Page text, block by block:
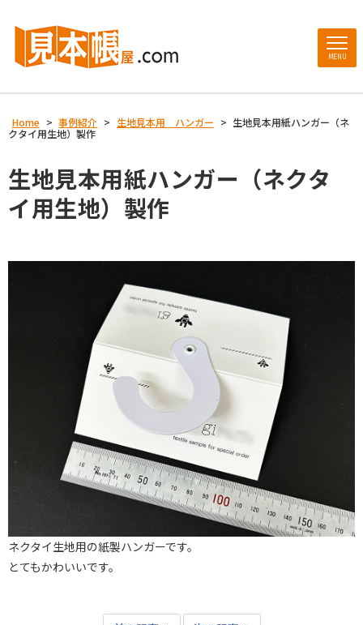
MENU
Home > 事例紹介 > 生地見本用 ハンガー > 生地見本用紙ハンガー（ネ
クタイ用生地）製作
生地見本用紙ハンガー（ネクタ
イ用生地）製作
ネクタイ生地用の紙製ハンガーです。
とてもかわいいです。